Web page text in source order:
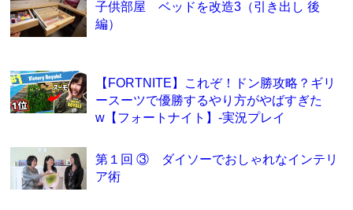
子供部屋 ベッドを改造3（引き出し 後
編）
【FORTNITE】これぞ！ドン勝攻略？ギリ
ースーツで優勝するやり方がやばすぎた
w【フォートナイト】-実況プレイ
第１回 ③ ダイソーでおしゃれなインテリ
ア術